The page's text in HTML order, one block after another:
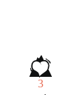
3